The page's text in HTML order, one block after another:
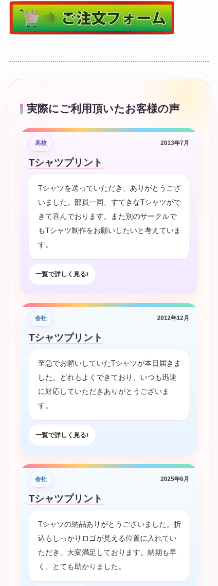
実際にご利用頂いたお客様の声
高校 2013年7月
Tシャツプリント
Tシャツを送っていただき、ありがとうござ
いました。部員一同、すてきなTシャツがで
きて喜んでおります。また別のサークルで
もTシャツ制作をお願いしたいと考えていま
す。
一覧で詳しく見る
会社 2012年12月
Tシャツプリント
至急でお願いしていたTシャツが本日届きま
した。どれもよくできており、いつも迅速
に対応していただきありがとうございま
す。
一覧で詳しく見る
会社 2025年6月
Tシャツプリント
Tシャツの納品ありがとうございました。折
込もしっかりロゴが見える位置に入れてい
ただき、大変満足しております。納期も早
く、とても助かりました。